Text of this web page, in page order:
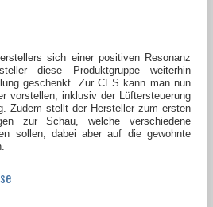
sich einer positiven Resonanz
diese Produktgruppe weiterhin
geschenkt. Zur CES kann man nun
vorstellen, inklusiv der Lüftersteuerung
Zudem stellt der Hersteller zum ersten
zur Schau, welche verschiedene
sollen, dabei aber auf die gewohnte